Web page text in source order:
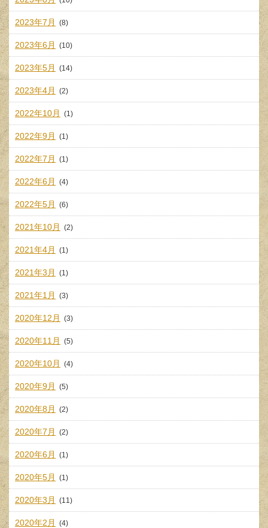
2023年7月 (8)
2023年6月 (10)
2023年5月 (14)
2023年4月 (2)
2022年10月 (1)
2022年9月 (1)
2022年7月 (1)
2022年6月 (4)
2022年5月 (6)
2021年10月 (2)
2021年4月 (1)
2021年3月 (1)
2021年1月 (3)
2020年12月 (3)
2020年11月 (5)
2020年10月 (4)
2020年9月 (5)
2020年8月 (2)
2020年7月 (2)
2020年6月 (1)
2020年5月 (1)
2020年3月 (11)
2020年2月 (4)